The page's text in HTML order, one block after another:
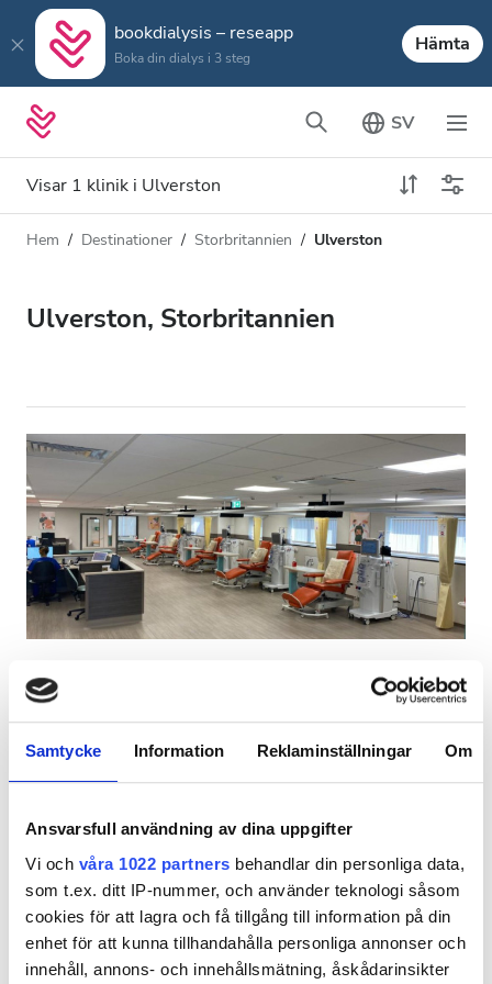
Samtycke Information Reklaminställningar Om
Ansvarsfull användning av dina uppgifter
Vi och våra 1022 partners behandlar din personliga data,
som t.ex. ditt IP-nummer, och använder teknologi såsom
cookies för att lagra och få tillgång till information på din
enhet för att kunna tillhandahålla personliga annonser och
innehåll, annons- och innehållsmätning, åskådarinsikter
bookdialysis – reseapp
Boka din dialys i 3 steg
Hämta
SV
Visar 1 klinik i Ulverston
Dialystyp
Alla dialyser
Acceptera
Patienter med HIV
Patienter med hepatit B
Patienter med hepatit C
Lokaler
Förfriskningar
Gratis WiFi
TV-skärmar
Gratis överföring
Avstånd
Hem Destinationer Storbritannien Ulverston
Ulverston, Storbritannien
Diaverum Ulverston - Furness Renal
Centre
Ulverston, Storbritannien
1,72 km från stadskärnan
Förfriskningar Gratis WiFi
TV-skärmar
Per behandlingen
HD-dialys 500 €
HDF-dialys 500 €
Reservera